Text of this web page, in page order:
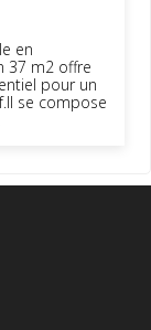
en
37 m2 offre
pour un
se compose